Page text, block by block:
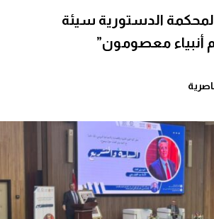
الدستورية سيئة
أنبياء معصومون”